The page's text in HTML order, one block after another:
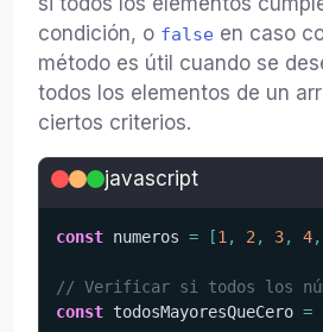
condición, o false en caso
método es útil cuando se
todos los elementos de un
ciertos criterios.
javascript
const numeros = [1 , 2 , 3, 4,
// Verificar si todos los
const todosMayoresQueCero =